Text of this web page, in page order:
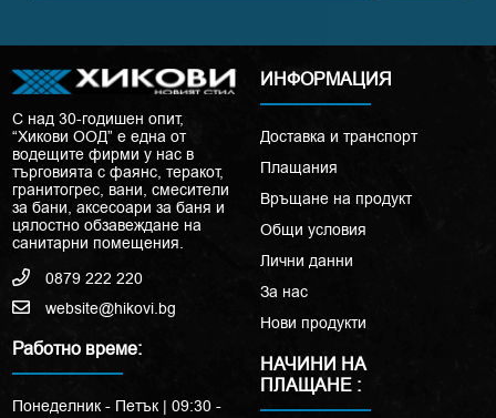
С над 30-годишен опит,
“Хикови ООД” е една от
водещите фирми у нас в
търговията с фаянс, теракот,
гранитогрес, вани, смесители
за бани, аксесоари за баня и
цялостно обзавеждане на
санитарни помещения.
0879 222 220
website@hikovi.bg
Работно време:
Понеделник - Петък | 09:30 -
ИНФОРМАЦИЯ
Доставка и транспорт
Плащания
Връщане на продукт
Общи условия
Лични данни
За нас
Нови продукти
НАЧИНИ НА
ПЛАЩАНЕ :